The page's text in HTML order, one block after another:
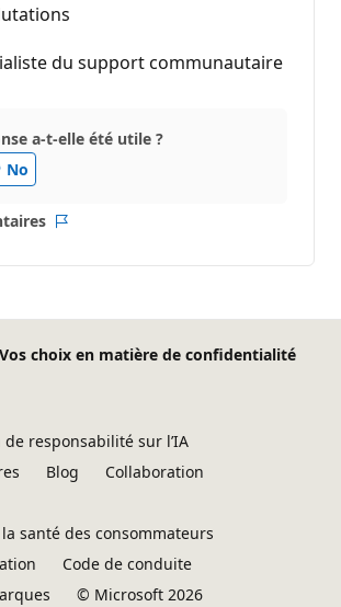
du support communautaire
a-t-elle été utile ?
No
Vos choix en matière de confidentialité
de responsabilité sur l’IA
Blog
Collaboration
santé des consommateurs
Code de conduite
© Microsoft 2026